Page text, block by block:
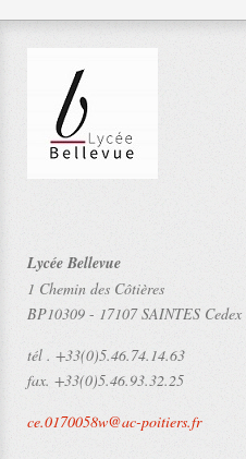
Lycée Bellevue
1 Chemin des Côtières
BP10309 - 17107 SAINTES Cedex
tél . +33(0)5.46.74.14.63
fax. +33(0)5.46.93.32.25
ce.0170058w@ac-poitiers.fr